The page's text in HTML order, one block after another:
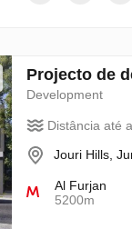
Projecto de
Development
Distância até
Jouri Hills,
Al Furjan
5200m